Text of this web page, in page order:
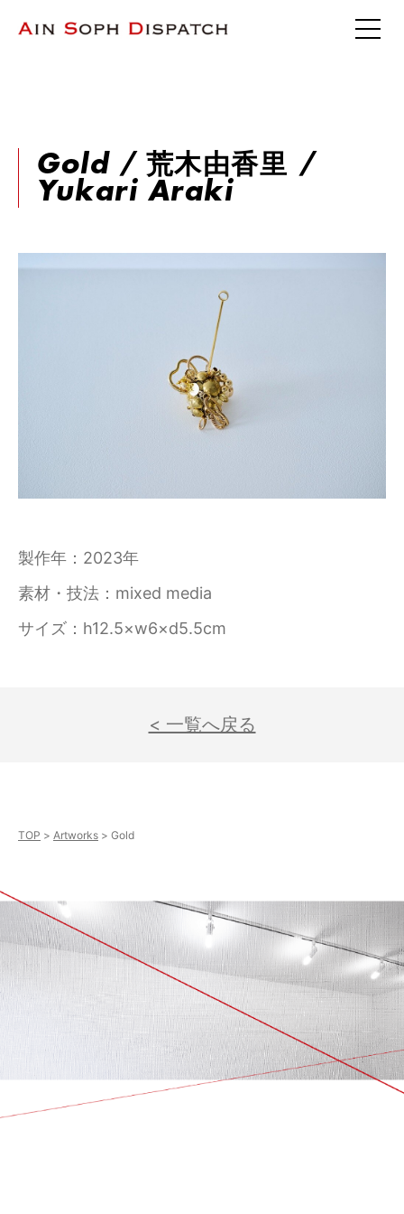
Gold / 荒木由香里 /
Yukari Araki
製作年
2023年
素材・技法
mixed media
サイズ
h12.5×w6×d5.5cm
< 一覧へ戻る
TOP Artworks Gold